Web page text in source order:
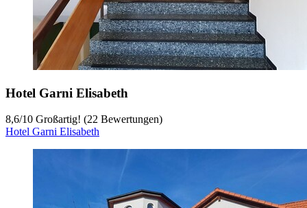
Hotel Garni Elisabeth
8,6/10 Großartig! (22 Bewertungen)
Hotel Garni Elisabeth